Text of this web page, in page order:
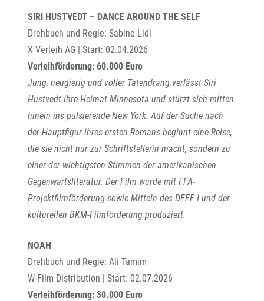
SIRI HUSTVEDT – DANCE AROUND THE SELF
Drehbuch und Regie: Sabine Lidl
X Verleih AG | Start: 02.04.2026
Verleihförderung: 60.000 Euro
Jung, neugierig und voller Tatendrang verlässt Siri
Hustvedt ihre Heimat Minnesota und stürzt sich mitten
hinein ins pulsierende New York. Auf der Suche nach
der Hauptfigur ihres ersten Romans beginnt eine Reise,
die sie nicht nur zur Schriftstellerin macht, sondern zu
einer der wichtigsten Stimmen der amerikanischen
Gegenwartsliteratur. Der Film wurde mit FFA-
Projektfilmförderung sowie Mitteln des DFFF I und der
kulturellen BKM-Filmförderung produziert.
NOAH
Drehbuch und Regie: Ali Tamim
W-Film Distribution | Start: 02.07.2026
Verleihförderung: 30.000 Euro